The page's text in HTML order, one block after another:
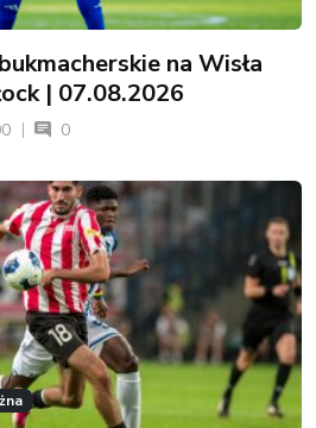
na Wisła
| 07.08.2026
0